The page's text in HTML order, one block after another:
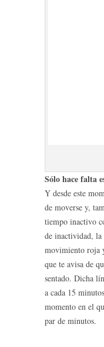
Sólo hace falta
Y desde este
de moverse y,
tiempo inactivo
de inactividad, la
movimiento roja
que te avisa de
sentado. Dicha
a cada 15
momento en el
par de minutos.